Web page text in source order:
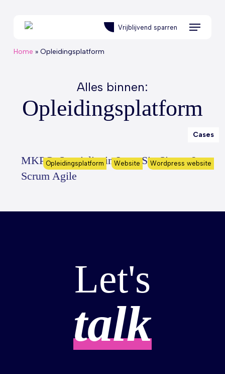
content
Vrijblijvend sparren Menu
Home » Opleidingsplatform
Alles binnen:
Opleidingsplatform
Cases
Opleidingsplatform Website Wordpress website
MKPC: Specialist in Lean Six Sigma &
Scrum Agile
Let's
talk